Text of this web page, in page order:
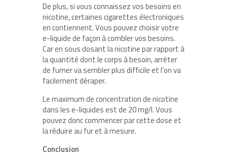
De plus, si vous connaissez vos besoins en
nicotine, certaines cigarettes électroniques
en contiennent. Vous pouvez choisir votre
e-liquide de façon à combler vos besoins.
Car en sous dosant la nicotine par rapport à
la quantité dont le corps à besoin, arrêter
de fumer va sembler plus difficile et l’on va
facilement déraper.
Le maximum de concentration de nicotine
dans les e-liquides est de 20 mg/l. Vous
pouvez donc commencer par cette dose et
la réduire au fur et à mesure.
Conclusion